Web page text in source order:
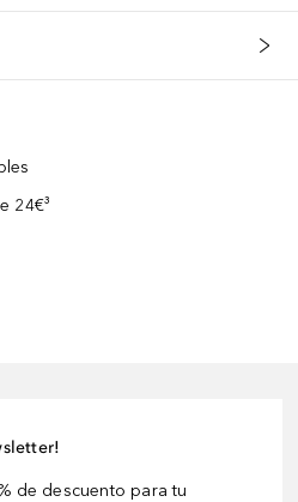
24€³
de descuento para tu